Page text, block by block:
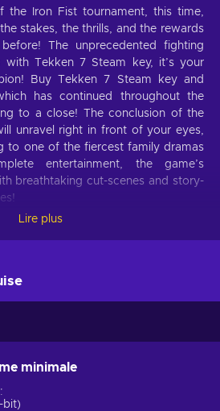
the Iron Fist tournament, this time,
stakes, the thrills, and the rewards
The unprecedented fighting
with Tekken 7 Steam key, it’s your
Buy Tekken 7 Steam key and
has continued throughout the
to a close! The conclusion of the
unravel right in front of your eyes,
to one of the fiercest family dramas
entertainment, the game’s
breathtaking cut-scenes and story-
will unravel right in front of your
ending to one of the fiercest family
in amazingly done cut-scenes and
new moves.
Lire plus
minimale
bit)